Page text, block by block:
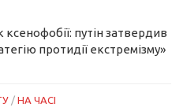
ксенофобії: путін затвердив
протидії екстремізму»
/ НА ЧАСІ